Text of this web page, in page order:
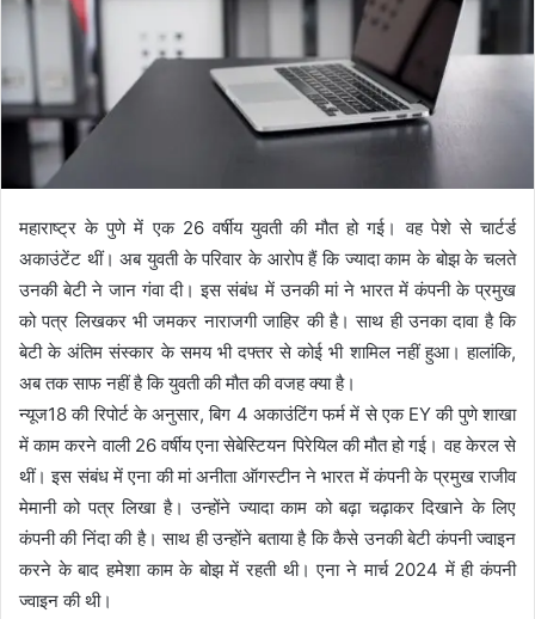
महाराष्ट्र के पुणे में एक 26 वर्षीय युवती की मौत हो गई। वह पेशे से चार्टर्ड
अकाउंटेंट थीं। अब युवती के परिवार के आरोप हैं कि ज्यादा काम के बोझ के चलते
उनकी बेटी ने जान गंवा दी। इस संबंध में उनकी मां ने भारत में कंपनी के प्रमुख
को पत्र लिखकर भी जमकर नाराजगी जाहिर की है। साथ ही उनका दावा है कि
बेटी के अंतिम संस्कार के समय भी दफ्तर से कोई भी शामिल नहीं हुआ। हालांकि,
अब तक साफ नहीं है कि युवती की मौत की वजह क्या है।
न्यूज18 की रिपोर्ट के अनुसार, बिग 4 अकाउंटिंग फर्म में से एक EY की पुणे शाखा
में काम करने वाली 26 वर्षीय एना सेबेस्टियन पिरेयिल की मौत हो गई। वह केरल से
थीं। इस संबंध में एना की मां अनीता ऑगस्टीन ने भारत में कंपनी के प्रमुख राजीव
मेमानी को पत्र लिखा है। उन्होंने ज्यादा काम को बढ़ा चढ़ाकर दिखाने के लिए
कंपनी की निंदा की है। साथ ही उन्होंने बताया है कि कैसे उनकी बेटी कंपनी ज्वाइन
करने के बाद हमेशा काम के बोझ में रहती थी। एना ने मार्च 2024 में ही कंपनी
ज्वाइन की थी।